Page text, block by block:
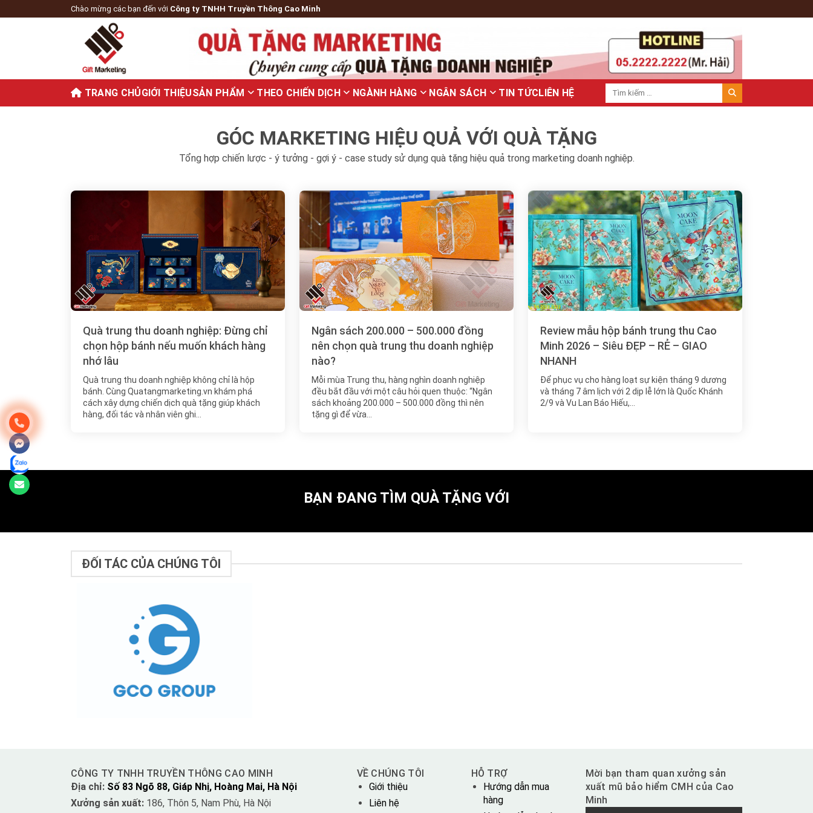
Chào mừng các bạn đến với Công ty TNHH Truyền Thông Cao Minh
TRANG CHỦGIỚI THIỆUSẢN PHẨM THEO CHIẾN DỊCH NGÀNH HÀNG NGÂN SÁCH TIN TỨCLIÊN HỆ
GÓC MARKETING HIỆU QUẢ VỚI QUÀ TẶNG
Tổng hợp chiến lược - ý tưởng - gợi ý - case study sử dụng quà tặng hiệu quả trong marketing doanh nghiệp.
Quà trung thu doanh nghiệp: Đừng chỉ
chọn hộp bánh nếu muốn khách hàng
nhớ lâu
Quà trung thu doanh nghiệp không chỉ là hộp
bánh. Cùng Quatangmarketing.vn khám phá
cách xây dựng chiến dịch quà tặng giúp khách
hàng, đối tác và nhân viên ghi…
Ngân sách 200.000 – 500.000 đồng
nên chọn quà trung thu doanh nghiệp
nào?
Mỗi mùa Trung thu, hàng nghìn doanh nghiệp
đều bắt đầu với một câu hỏi quen thuộc: “Ngân
sách khoảng 200.000 – 500.000 đồng thì nên
tặng gì để vừa…
Review mẫu hộp bánh trung thu Cao
Minh 2026 – Siêu ĐẸP – RẺ – GIAO
NHANH
Để phục vụ cho hàng loạt sự kiện tháng 9 dương
và tháng 7 âm lịch với 2 dịp lễ lớn là Quốc Khánh
2/9 và Vu Lan Báo Hiếu,…
BẠN ĐANG TÌM QUÀ TẶNG VỚI
ĐỐI TÁC CỦA CHÚNG TÔI
CÔNG TY TNHH TRUYỀN THÔNG CAO MINH
Địa chỉ: Số 83 Ngõ 88, Giáp Nhị, Hoàng Mai, Hà Nội
Xưởng sản xuất: 186, Thôn 5, Nam Phù, Hà Nội
VỀ CHÚNG TÔI
Giới thiệu
Liên hệ
HỖ TRỢ
Hướng dẫn mua
hàng
Mời bạn tham quan xưởng sản
xuất mũ bảo hiểm CMH của Cao
Minh